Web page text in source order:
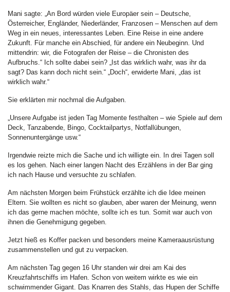
Mani sagte: „An Bord würden viele Europäer sein – Deutsche,
Österreicher, Engländer, Niederländer, Franzosen – Menschen auf dem
Weg in ein neues, interessantes Leben. Eine Reise in eine andere
Zukunft. Für manche ein Abschied, für andere ein Neubeginn. Und
mittendrin: wir, die Fotografen der Reise – die Chronisten des
Aufbruchs.“ Ich sollte dabei sein? „Ist das wirklich wahr, was ihr da
sagt? Das kann doch nicht sein.“ „Doch“, erwiderte Mani, „das ist
wirklich wahr.“
Sie erklärten mir nochmal die Aufgaben.
„Unsere Aufgabe ist jeden Tag Momente festhalten – wie Spiele auf dem
Deck, Tanzabende, Bingo, Cocktailpartys, Notfallübungen,
Sonnenuntergänge usw.“
Irgendwie reizte mich die Sache und ich willigte ein. In drei Tagen soll
es los gehen. Nach einer langen Nacht des Erzählens in der Bar ging
ich nach Hause und versuchte zu schlafen.
Am nächsten Morgen beim Frühstück erzählte ich die Idee meinen
Eltern. Sie wollten es nicht so glauben, aber waren der Meinung, wenn
ich das gerne machen möchte, sollte ich es tun. Somit war auch von
ihnen die Genehmigung gegeben.
Jetzt hieß es Koffer packen und besonders meine Kameraausrüstung
zusammenstellen und gut zu verpacken.
Am nächsten Tag gegen 16 Uhr standen wir drei am Kai des
Kreuzfahrtschiffs im Hafen. Schon von weitem wirkte es wie ein
schwimmender Gigant. Das Knarren des Stahls, das Hupen der Schiffe